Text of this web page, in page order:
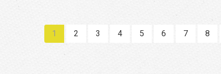
1 2 3 4 5 6 7 8